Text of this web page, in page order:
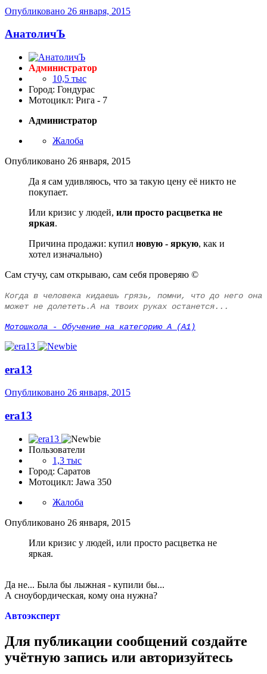
Опубликовано 26 января, 2015
АнатоличЪ
Администратор
10,5 тыс
Город: Гондурас
Мотоцикл: Рига - 7
Администратор
Жалоба
Опубликовано 26 января, 2015
Да я сам удивляюсь, что за такую цену её никто не
покупает.
Или кризис у людей, или просто расцветка не
яркая.
Причина продажи: купил новую - яркую, как и
хотел изначально)
Сам стучу, сам открываю, сам себя проверяю ©
Когда в человека кидаешь грязь, помни, что до него она
может не долететь.А на твоих руках останется...
Мотошкола - Обучение на категорию А (А1)
era13
Опубликовано 26 января, 2015
era13
Пользователи
1,3 тыс
Город: Саратов
Мотоцикл: Jawa 350
Жалоба
Опубликовано 26 января, 2015
Или кризис у людей, или просто расцветка не
яркая.
Да не... Была бы лыжная - купили бы...
А сноубордическая, кому она нужна?
Автоэксперт
Для публикации сообщений создайте
учётную запись или авторизуйтесь